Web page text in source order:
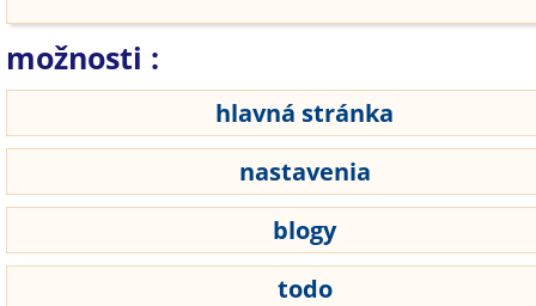
možnosti :
hlavná stránka
nastavenia
blogy
todo